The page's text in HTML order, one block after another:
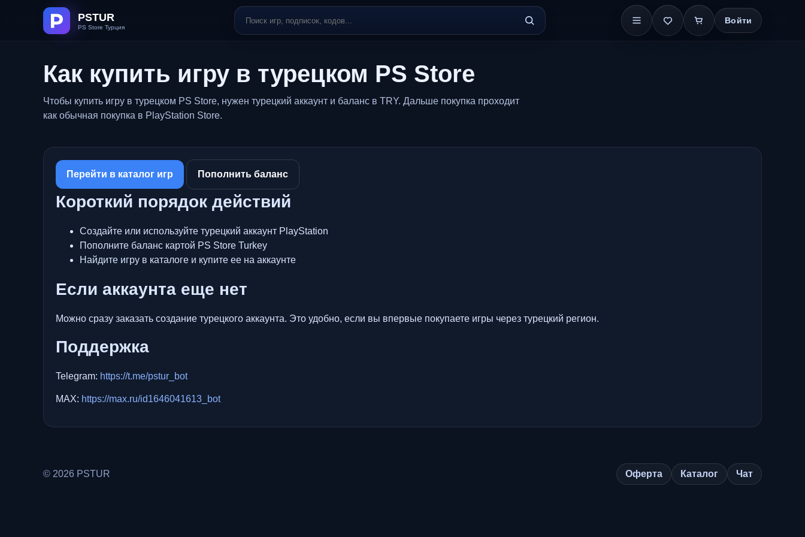
Войти
Как купить игру в турецком PS Store
Чтобы купить игру в турецком PS Store, нужен турецкий аккаунт и баланс в TRY. Дальше покупка проходит
как обычная покупка в PlayStation Store.
Перейти в каталог игр Пополнить баланс
Короткий порядок действий
Создайте или используйте турецкий аккаунт PlayStation
Пополните баланс картой PS Store Turkey
Найдите игру в каталоге и купите ее на аккаунте
Если аккаунта еще нет
Можно сразу заказать создание турецкого аккаунта. Это удобно, если вы впервые покупаете игры через турецкий регион.
Поддержка
Telegram: https://t.me/pstur_bot
MAX: https://max.ru/id1646041613_bot
© 2026 PSTUR Оферта Каталог Чат